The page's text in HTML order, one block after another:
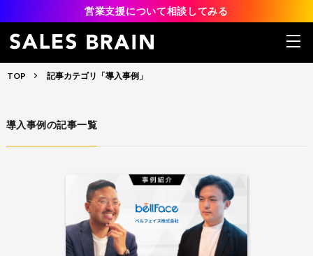
営業支援について相談してみる
TOP 記事カテゴリ「導入事例」
導入事例の記事一覧